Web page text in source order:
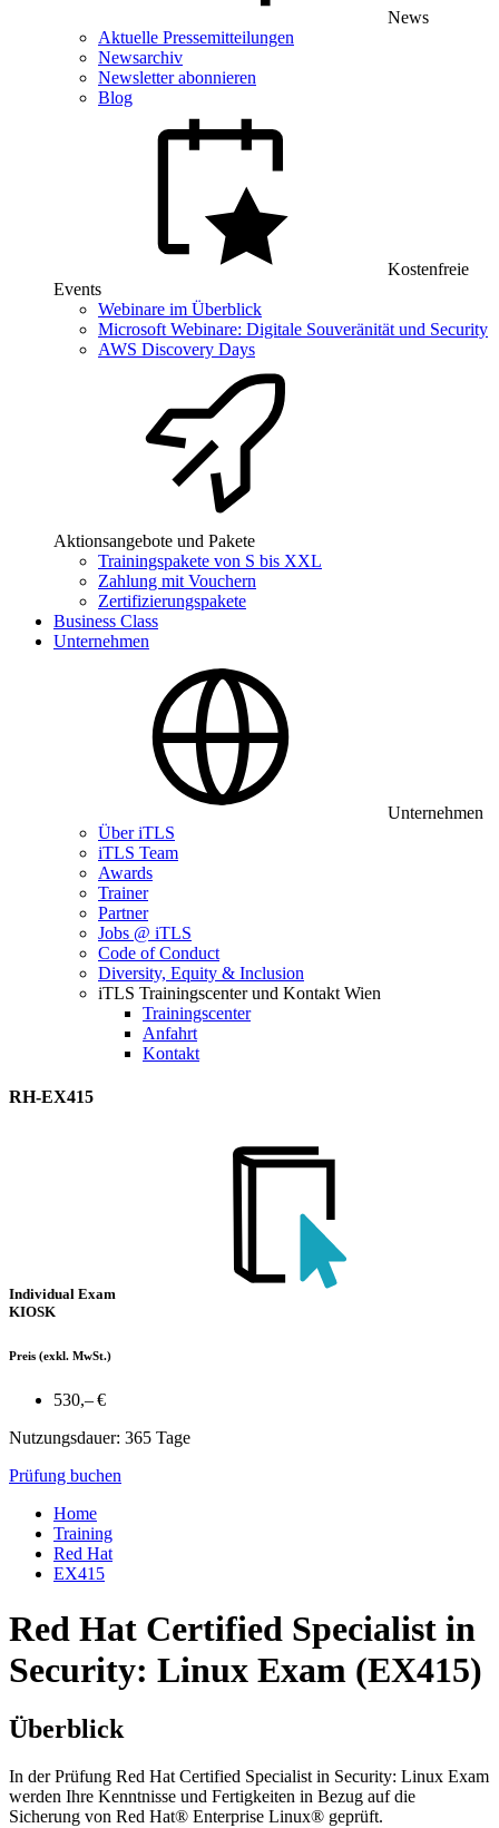
News
Aktuelle Pressemitteilungen
Newsarchiv
Newsletter abonnieren
Blog
Kostenfreie
Events
Webinare im Überblick
Microsoft Webinare: Digitale Souveränität und Security
AWS Discovery Days
Aktionsangebote und Pakete
Trainingspakete von S bis XXL
Zahlung mit Vouchern
Zertifizierungspakete
Business Class
Unternehmen
Unternehmen
Über iTLS
iTLS Team
Awards
Trainer
Partner
Jobs @ iTLS
Code of Conduct
Diversity, Equity & Inclusion
iTLS Trainingscenter und Kontakt Wien
Trainingscenter
Anfahrt
Kontakt
RH-EX415
Individual Exam
KIOSK
Preis (exkl. MwSt.)
530,– €
Nutzungsdauer: 365 Tage
Prüfung buchen
Home
Training
Red Hat
EX415
Red Hat Certified Specialist in
Security: Linux Exam (EX415)
Überblick
In der Prüfung Red Hat Certified Specialist in Security: Linux Exam
werden Ihre Kenntnisse und Fertigkeiten in Bezug auf die
Sicherung von Red Hat® Enterprise Linux® geprüft.